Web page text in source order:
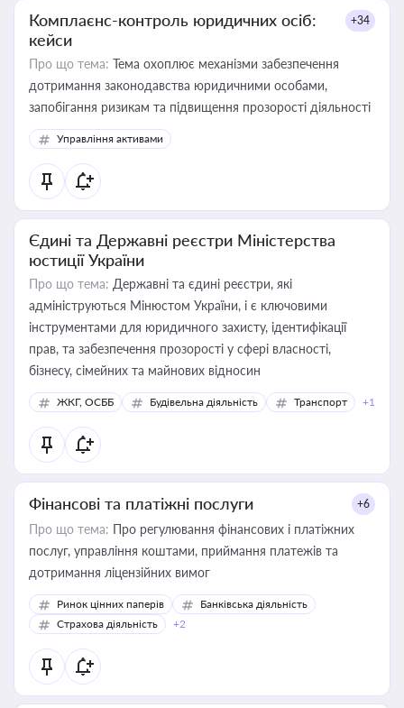
Комплаєнс-контроль юридичних осіб:
кейси
+34
Про що тема: Тема охоплює механізми забезпечення
дотримання законодавства юридичними особами,
запобігання ризикам та підвищення прозорості діяльності
Управління активами
Єдині та Державні реєстри Міністерства
юстиції України
Про що тема: Державні та єдині реєстри, які
адмініструються Мінюстом України, і є ключовими
інструментами для юридичного захисту, ідентифікації
прав, та забезпечення прозорості у сфері власності,
бізнесу, сімейних та майнових відносин
ЖКГ, ОСББ Будівельна діяльність Транспорт +1
Фінансові та платіжні послуги +6
Про що тема: Про регулювання фінансових і платіжних
послуг, управління коштами, приймання платежів та
дотримання ліцензійних вимог
Ринок цінних паперів
Банківська діяльність
Страхова діяльність
+2